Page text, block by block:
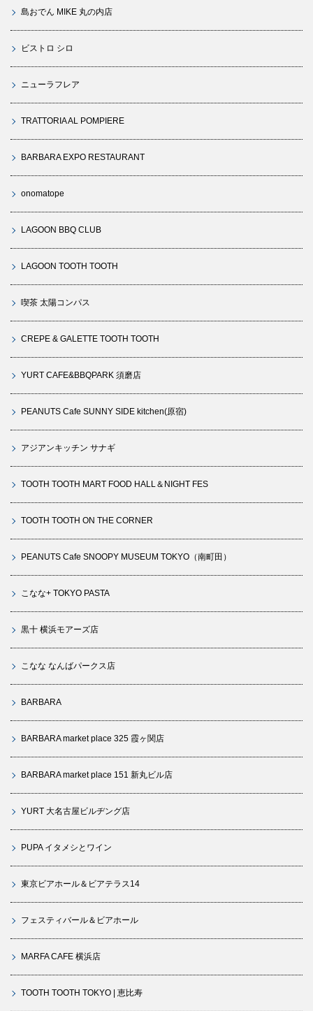
島おでん MIKE 丸の内店
ビストロ シロ
ニューラフレア
TRATTORIA AL POMPIERE
BARBARA EXPO RESTAURANT
onomatope
LAGOON BBQ CLUB
LAGOON TOOTH TOOTH
喫茶 太陽コンパス
CREPE & GALETTE TOOTH TOOTH
YURT CAFE&BBQPARK 須磨店
PEANUTS Cafe SUNNY SIDE kitchen(原宿)
アジアンキッチン サナギ
TOOTH TOOTH MART FOOD HALL＆NIGHT FES
TOOTH TOOTH ON THE CORNER
PEANUTS Cafe SNOOPY MUSEUM TOKYO（南町田）
こなな+ TOKYO PASTA
黒十 横浜モアーズ店
こなな なんばパークス店
BARBARA
BARBARA market place 325 霞ヶ関店
BARBARA market place 151 新丸ビル店
YURT 大名古屋ビルヂング店
PUPA イタメシとワイン
東京ビアホール＆ビアテラス14
フェスティバール＆ビアホール
MARFA CAFE 横浜店
TOOTH TOOTH TOKYO | 恵比寿